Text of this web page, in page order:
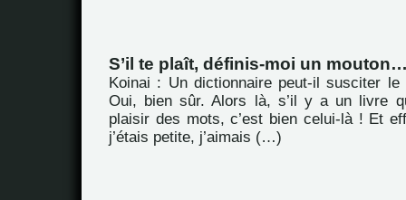
S’il te plaît, définis-moi un
Koinai : Un dictionnaire peut-il susciter
Oui, bien sûr. Alors là, s’il y a un livre
plaisir des mots, c’est bien celui-là ! Et
j’étais petite, j’aimais (…)